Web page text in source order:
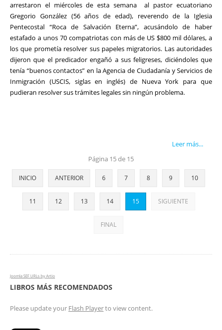
arrestaron el miércoles de esta semana al pastor ecuatoriano
Gregorio González (56 años de edad), reverendo de la Iglesia
Pentecostal “Roca de Salvación Eterna”, acusándolo de haber
estafado a unos 70 compatriotas con más de US $800 mil dólares, a
los que prometía resolver sus papeles migratorios. Las autoridades
dijeron que el predicador engañó a sus feligreses, diciéndoles que
tenía “buenos contactos” en la Agencia de Ciudadanía y Servicios de
Inmigración (USCIS, siglas en inglés) de Nueva York para que
pudieran resolver sus trámites legales sin ningún problema.
Leer más...
Página 15 de 15
INICIO ANTERIOR 6 7 8 9 10
11 12 13 14 15 SIGUIENTE
FINAL
Joomla SEF URLs by Artio
LIBROS MÁS RECOMENDADOS
Please update your Flash Playerto view content.